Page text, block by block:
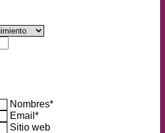
Nombres*
Email*
Sitio web